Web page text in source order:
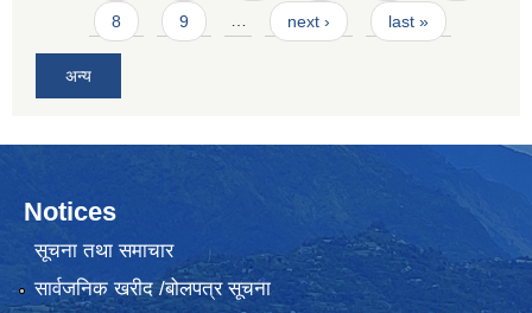
8 9 … next › last »
अन्य
Notices
सूचना तथा समाचार
सार्वजनिक खरीद /बोलपत्र सूचना